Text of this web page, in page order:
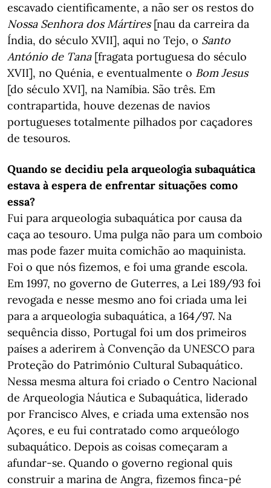
escavado cientificamente, a não ser os restos do
Nossa Senhora dos Mártires [nau da carreira da
Índia, do século XVII], aqui no Tejo, o Santo
António de Tana [fragata portuguesa do século
XVII], no Quénia, e eventualmente o Bom Jesus
[do século XVI], na Namíbia. São três. Em
contrapartida, houve dezenas de navios
portugueses totalmente pilhados por caçadores
de tesouros.
Quando se decidiu pela arqueologia subaquática
estava à espera de enfrentar situações como
essa?
Fui para arqueologia subaquática por causa da
caça ao tesouro. Uma pulga não para um comboio
mas pode fazer muita comichão ao maquinista.
Foi o que nós fizemos, e foi uma grande escola.
Em 1997, no governo de Guterres, a Lei 189/93 foi
revogada e nesse mesmo ano foi criada uma lei
para a arqueologia subaquática, a 164/97. Na
sequência disso, Portugal foi um dos primeiros
países a aderirem à Convenção da UNESCO para
Proteção do Património Cultural Subaquático.
Nessa mesma altura foi criado o Centro Nacional
de Arqueologia Náutica e Subaquática, liderado
por Francisco Alves, e criada uma extensão nos
Açores, e eu fui contratado como arqueólogo
subaquático. Depois as coisas começaram a
afundar-se. Quando o governo regional quis
construir a marina de Angra, fizemos finca-pé